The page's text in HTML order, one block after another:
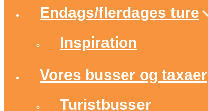
Endags/flerdages ture
Inspiration
Vores busser og taxaer
Turistbusser